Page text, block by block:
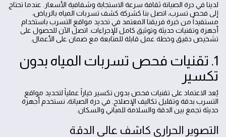
لدينا في درة الصيانة ثقافة سرعة الاستجابة وشفافية الأسعار. عندما تحتاج
إلى فحص تسرب، اتصل بنا كشركة كشف تسربات المياه بالرياض،
مستفيداً من خبرة فريقنا المعتمد في تحديد مواقع التسرب باستخدام
أجهزة وتقنيات حديثة وتوثيق كامل للإجراءات. اتصل الآن للحصول على
تشخيص دقيق وخطة عمل قابلة للمتابعة مع ضمان على الأعمال.
1. تقنيات فحص تسربات المياه بدون
تكسير
يُعد الاعتماد على تقنيات فحص بدون تكسير خياراً عملياً لتحديد مواقع
التسرب بدقة وتقليل تكاليف الإصلاح. في درة الصيانة، نستخدم أجهزة
حديثة تجمع بين الدقة والسلامة للمباني والسكان.
التصوير الحراري كاشف عالي الدقة